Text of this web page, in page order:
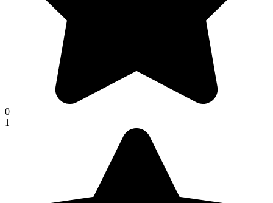
0
1